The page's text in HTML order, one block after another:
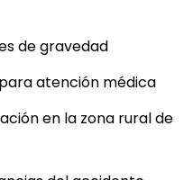
de gravedad
atención médica
en la zona rural de